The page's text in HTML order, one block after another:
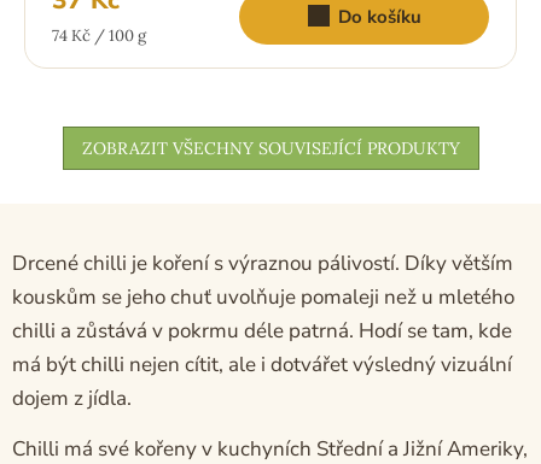
Měrná
74 Kč / 100 g
Do košíku
ZOBRAZIT VŠECHNY SOUVISEJÍCÍ PRODUKTY
Drcené chilli je koření s výraznou pálivostí. Díky větším
kouskům se jeho chuť uvolňuje pomaleji než u mletého
chilli a zůstává v pokrmu déle patrná. Hodí se tam, kde
má být chilli nejen cítit, ale i dotvářet výsledný vizuální
dojem z jídla.
Chilli má své kořeny v kuchyních Střední a Jižní Ameriky,